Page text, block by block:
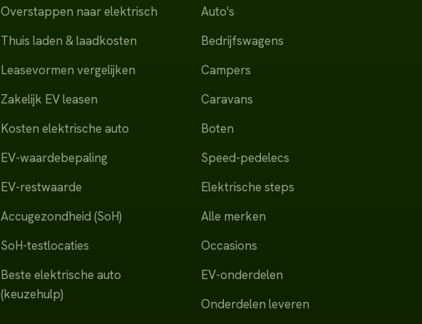
Overstappen naar elektrisch
Thuis laden & laadkosten
Leasevormen vergelijken
Zakelijk EV leasen
Kosten elektrische auto
EV-waardebepaling
EV-restwaarde
Accugezondheid (SoH)
SoH-testlocaties
Beste elektrische auto
(keuzehulp)
Auto's
Bedrijfswagens
Campers
Caravans
Boten
Speed-pedelecs
Elektrische steps
Alle merken
Occasions
EV-onderdelen
Onderdelen leveren